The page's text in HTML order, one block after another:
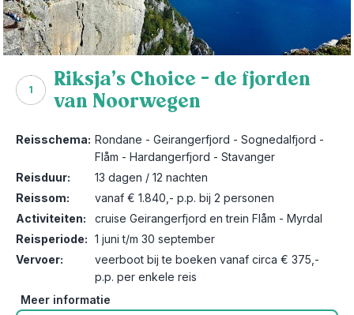
1
Riksja’s Choice – de fjorden
van Noorwegen
Reisschema: Rondane - Geirangerfjord - Sognedalfjord -
Flåm - Hardangerfjord - Stavanger
Reisduur:
13 dagen / 12 nachten
Reissom:
vanaf € 1.840,- p.p. bij 2 personen
Activiteiten:
cruise Geirangerfjord en trein Flåm - Myrdal
Reisperiode: 1 juni t/m 30 september
Vervoer:
veerboot bij te boeken vanaf circa € 375,-
p.p. per enkele reis
Meer informatie